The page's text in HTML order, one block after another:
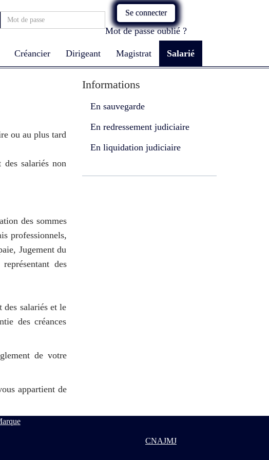
Se connecter
Mot de passe oublié ?
Créancier Dirigeant Magistrat Salarié
Informations
En sauvegarde
En redressement judiciaire
En liquidation judiciaire
ou au plus tard
des salariés non
des sommes
professionnels,
Jugement du
des
des salariés et le
des créances
de votre
appartient de
CNAJMJ